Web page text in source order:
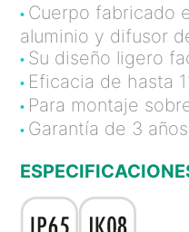
• Cuerpo fabricado
aluminio y difusor
• Su diseño ligero
• Eficacia de hasta
• Para montaje
• Garantía de 3 años